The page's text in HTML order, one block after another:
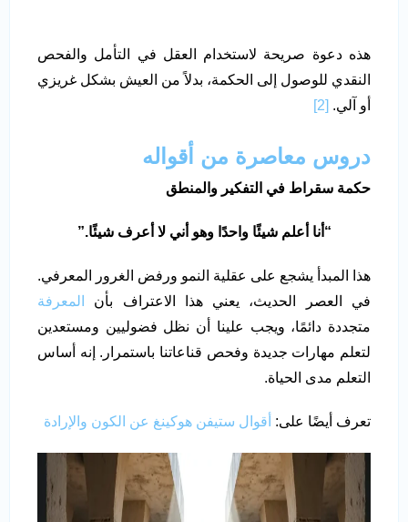
هذه دعوة صريحة لاستخدام العقل في التأمل والفحص
النقدي للوصول إلى الحكمة، بدلاً من العيش بشكل غريزي
أو آلي. [2]
دروس معاصرة من أقواله
حكمة سقراط في التفكير والمنطق
“ أنا أعلم شيئًا واحدًا وهو أني لا أعرف شيئًا.”
هذا المبدأ يشجع على عقلية النمو ورفض الغرور المعرفي.
في العصر الحديث، يعني هذا الاعتراف بأن
المعرفة
متجددة دائمًا، ويجب علينا أن نظل فضوليين ومستعدين
لتعلم مهارات جديدة وفحص قناعاتنا باستمرار. إنه أساس
التعلم مدى الحياة.
تعرف أيضًا على: أقوال ستيفن هوكينغ عن الكون والإرادة